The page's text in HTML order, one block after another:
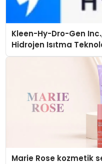
Kleen-Hy-Dro-Gen
Hidrojen Isıtma
Düzenleyici Onaylarını
Marie Rose kozmetik